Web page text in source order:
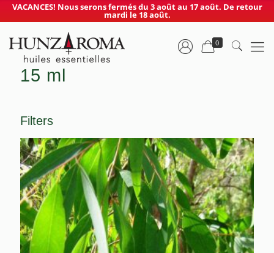
VACANCES! Nous serons fermés du 3 août au 17 août. De retour
mardi le 18 août.
0
15 ml
Filters